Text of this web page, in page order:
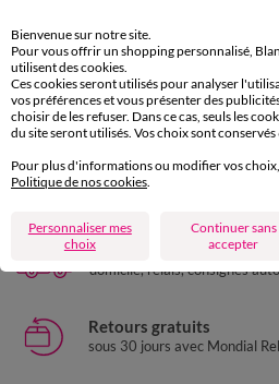
M L XL XXL 3XL
Veste polaire zippée
41,99 €*
Paiement 100% sécurisé
Payez plus tard ou en plusieurs
Livraison express
domicile, relais, consignes
Retours gratuits
sous 30 jours avec Mondial
Bienvenue sur notre site.
Pour vous offrir un shopping personnalisé,
utilisent des cookies.
Ces cookies seront utilisés pour analyser
vos préférences et vous présenter des
choisir de les refuser. Dans ce cas, seuls les
du site seront utilisés. Vos choix sont conservés
Pour plus d'informations ou modifier vos
Politique de nos cookies
Personnaliser mes
choix
Continuer sans
accepter